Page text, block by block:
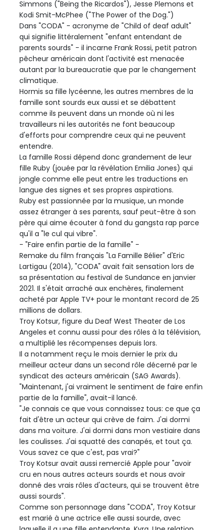
Simmons ("Being the Ricardos"), Jesse Plemons et
Kodi Smit-McPhee ("The Power of the Dog.")
Dans "CODA" - acronyme de "Child of deaf adult"
qui signifie littéralement "enfant entendant de
parents sourds" - il incarne Frank Rossi, petit patron
pêcheur américain dont l'activité est menacée
autant par la bureaucratie que par le changement
climatique.
Hormis sa fille lycéenne, les autres membres de la
famille sont sourds eux aussi et se débattent
comme ils peuvent dans un monde où ni les
travailleurs ni les autorités ne font beaucoup
d'efforts pour comprendre ceux qui ne peuvent
entendre.
La famille Rossi dépend donc grandement de leur
fille Ruby (jouée par la révélation Emilia Jones) qui
jongle comme elle peut entre les traductions en
langue des signes et ses propres aspirations.
Ruby est passionnée par la musique, un monde
assez étranger à ses parents, sauf peut-être à son
père qui aime écouter à fond du gangsta rap parce
qu'il a "le cul qui vibre".
- "Faire enfin partie de la famille" -
Remake du film français "La Famille Bélier" d'Eric
Lartigau (2014), "CODA" avait fait sensation lors de
sa présentation au festival de Sundance en janvier
2021. Il s'était arraché aux enchères, finalement
acheté par Apple TV+ pour le montant record de 25
millions de dollars.
Troy Kotsur, figure du Deaf West Theater de Los
Angeles et connu aussi pour des rôles à la télévision,
a multiplié les récompenses depuis lors.
Il a notamment reçu le mois dernier le prix du
meilleur acteur dans un second rôle décerné par le
syndicat des acteurs américain (SAG Awards).
"Maintenant, j'ai vraiment le sentiment de faire enfin
partie de la famille", avait-il lancé.
"Je connais ce que vous connaissez tous: ce que ça
fait d'être un acteur qui crève de faim. J'ai dormi
dans ma voiture. J'ai dormi dans mon vestiaire dans
les coulisses. J'ai squatté des canapés, et tout ça.
Vous savez ce que c'est, pas vrai?"
Troy Kotsur avait aussi remercié Apple pour "avoir
cru en nous autres acteurs sourds et nous avoir
donné des vrais rôles d'acteurs, qui se trouvent être
aussi sourds".
Comme son personnage dans "CODA", Troy Kotsur
est marié à une actrice elle aussi sourde, avec